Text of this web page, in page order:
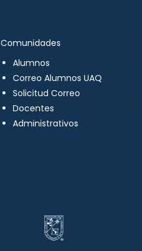
Comunidades
Alumnos
Correo Alumnos UAQ
Solicitud Correo
Docentes
Administrativos